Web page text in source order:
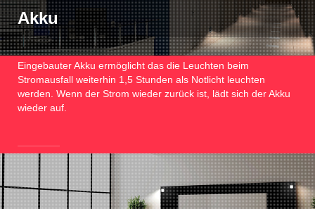
Akku
Eingebauter Akku ermöglicht das die Leuchten beim
Stromausfall weiterhin 1,5 Stunden als Notlicht leuchten
werden. Wenn der Strom wieder zurück ist, lädt sich der Akku
wieder auf.